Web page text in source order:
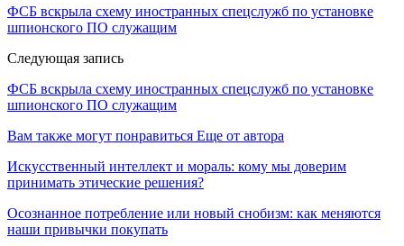
ФСБ вскрыла схему иностранных спецслужб по установке
шпионского ПО служащим
Следующая запись
ФСБ вскрыла схему иностранных спецслужб по установке
шпионского ПО служащим
Вам также могут понравиться Еще от автора
Искусственный интеллект и мораль: кому мы доверим
принимать этические решения?
Осознанное потребление или новый снобизм: как меняются
наши привычки покупать